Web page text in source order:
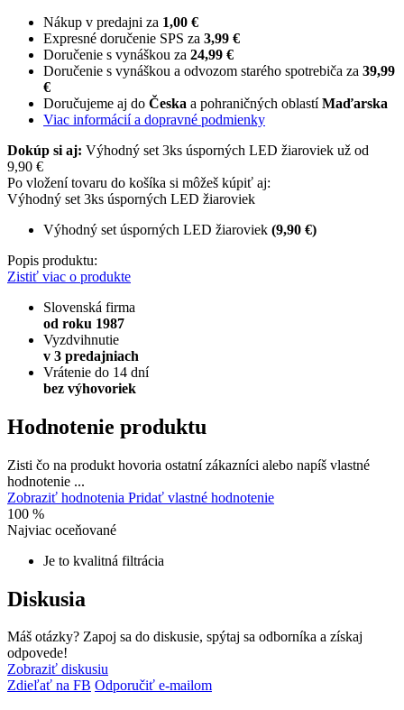
Nákup v predajni za 1,00 €
Expresné doručenie SPS za 3,99 €
Doručenie s vynáškou za 24,99 €
Doručenie s vynáškou a odvozom starého spotrebiča za 39,99
€
Doručujeme aj do Česka a pohraničných oblastíMaďarska
Viac informácií a dopravné podmienky
Dokúp si aj: Výhodný set 3ks úsporných LED žiaroviek už od
9,90 €
Po vložení tovaru do košíka si môžeš kúpiť aj:
Výhodný set 3ks úsporných LED žiaroviek
Výhodný set úsporných LED žiaroviek (9,90 €)
Popis produktu:
Zistiť viac o produkte
Slovenská firma
od roku 1987
Vyzdvihnutie
v 3 predajniach
Vrátenie do 14 dní
bez výhovoriek
Hodnotenie produktu
Zisti čo na produkt hovoria ostatní zákazníci alebo napíš vlastné
hodnotenie ...
Zobraziť hodnotenia Pridať vlastné hodnotenie
100 %
Najviac oceňované
Je to kvalitná filtrácia
Diskusia
Máš otázky? Zapoj sa do diskusie, spýtaj sa odborníka a získaj
odpovede!
Zobraziť diskusiu
Zdieľať na FB Odporučiť e-mailom